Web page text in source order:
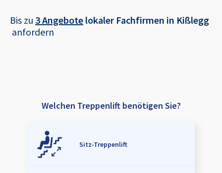
Bis zu 3 Angebote lokaler Fachfirmen in Kißlegg
anfordern
Welchen Treppenlift benötigen Sie?
Sitz-Treppenlift